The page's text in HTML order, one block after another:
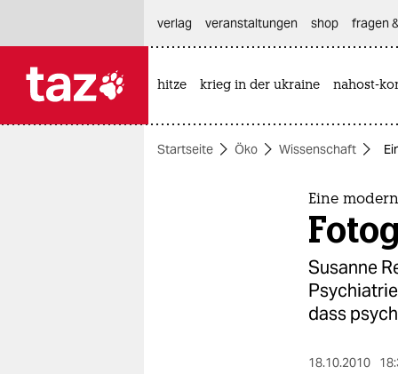
themen
verlag
veranstaltungen shop fragen
hitze krieg in der ukraine nahost-
Startseite Öko Wissenschaft
Eine
Susanne
dass
18.10.2010